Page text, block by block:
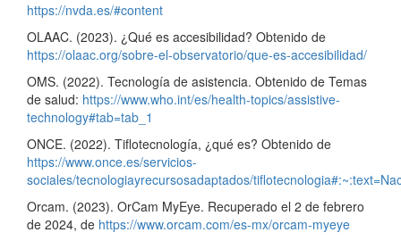
https://nvda.es/#content
OLAAC. (2023). ¿Qué es accesibilidad? Obtenido de
https://olaac.org/sobre-el-observatorio/que-es-accesibilidad/
OMS. (2022). Tecnología de asistencia. Obtenido de Temas
de salud: https://www.who.int/es/health-topics/assistive-
technology#tab=tab_1
ONCE. (2022). Tiflotecnología, ¿qué es? Obtenido de
https://www.once.es/servicios-
sociales/tecnologiayrecursosadaptados/
Orcam. (2023). OrCam MyEye. Recuperado el 2 de febrero
de 2024, de https://www.orcam.com/es-mx/orcam-myeye